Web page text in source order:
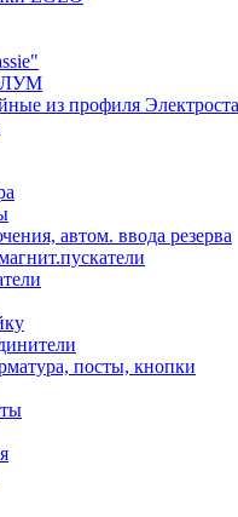
из профиля
автом. ввода резерва
посты, кнопки